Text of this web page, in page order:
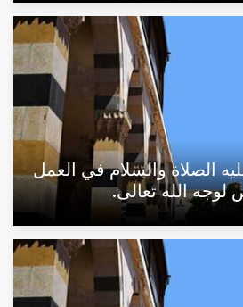
الصلاة والسلام في العمل
لوجه الله تعالى.